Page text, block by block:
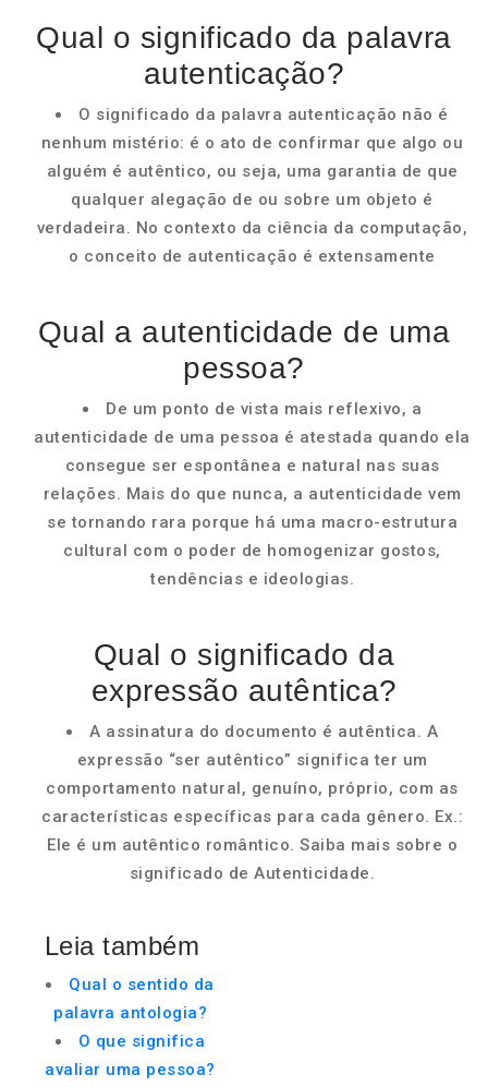
Qual o significado da palavra
autenticação?
O significado da palavra autenticação não é
nenhum mistério: é o ato de confirmar que algo ou
alguém é autêntico, ou seja, uma garantia de que
qualquer alegação de ou sobre um objeto é
verdadeira. No contexto da ciência da computação,
o conceito de autenticação é extensamente
Qual a autenticidade de uma
pessoa?
De um ponto de vista mais reflexivo, a
autenticidade de uma pessoa é atestada quando ela
consegue ser espontânea e natural nas suas
relações. Mais do que nunca, a autenticidade vem
se tornando rara porque há uma macro-estrutura
cultural com o poder de homogenizar gostos,
tendências e ideologias.
Qual o significado da
expressão autêntica?
A assinatura do documento é autêntica. A
expressão “ser autêntico” significa ter um
comportamento natural, genuíno, próprio, com as
características específicas para cada gênero. Ex.:
Ele é um autêntico romântico. Saiba mais sobre o
significado de Autenticidade.
Leia também
Qual o sentido da
palavra antologia?
O que significa
avaliar uma pessoa?